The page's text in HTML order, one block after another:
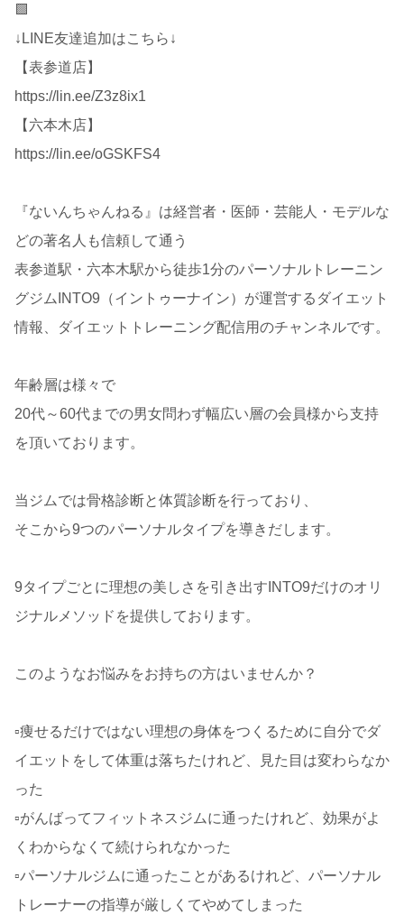
🟩
↓LINE友達追加はこちら↓
【表参道店】
https://lin.ee/Z3z8ix1
【六本木店】
https://lin.ee/oGSKFS4
『ないんちゃんねる』は経営者・医師・芸能人・モデルな
どの著名人も信頼して通う
表参道駅・六本木駅から徒歩1分のパーソナルトレーニン
グジムINTO9（イントゥーナイン）が運営するダイエット
情報、ダイエットトレーニング配信用のチャンネルです。
年齢層は様々で
20代～60代までの男女問わず幅広い層の会員様から支持
を頂いております。
当ジムでは骨格診断と体質診断を行っており、
そこから9つのパーソナルタイプを導きだします。
9タイプごとに理想の美しさを引き出すINTO9だけのオリ
ジナルメソッドを提供しております。
このようなお悩みをお持ちの方はいませんか？
▫️痩せるだけではない理想の身体をつくるために自分でダ
イエットをして体重は落ちたけれど、見た目は変わらなか
った
▫️がんばってフィットネスジムに通ったけれど、効果がよ
くわからなくて続けられなかった
▫️パーソナルジムに通ったことがあるけれど、パーソナル
トレーナーの指導が厳しくてやめてしまった